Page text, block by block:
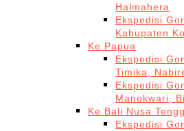
Halmahera
Ekspedisi
Kabupaten
Ke Papua
Ekspedisi
Timika,
Ekspedisi
Manokwari,
Ke Bali Nusa
Ekspedisi